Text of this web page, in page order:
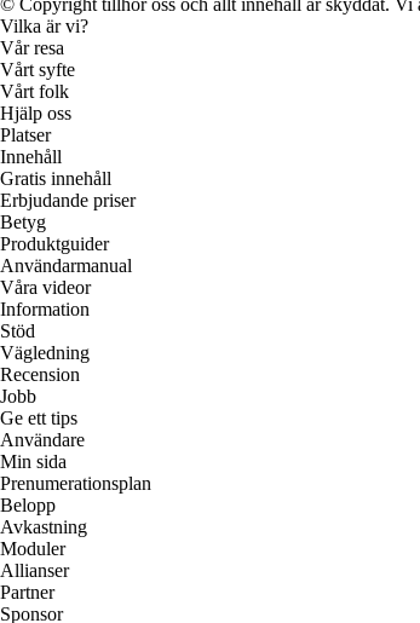
© Copyright tillhör oss och allt innehåll är skyddat. Vi
Vilka är vi?
Vår resa
Vårt syfte
Vårt folk
Hjälp oss
Platser
Innehåll
Gratis innehåll
Erbjudande priser
Betyg
Produktguider
Användarmanual
Våra videor
Information
Stöd
Vägledning
Recension
Jobb
Ge ett tips
Användare
Min sida
Prenumerationsplan
Belopp
Avkastning
Moduler
Allianser
Partner
Sponsor